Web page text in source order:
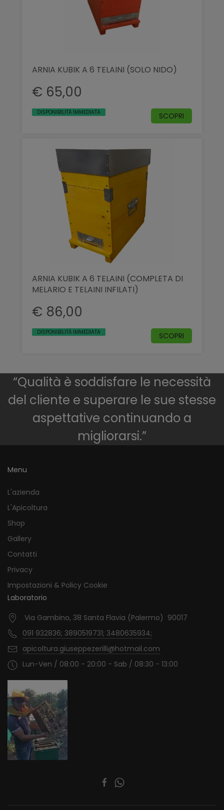
ARNIA KUBIK A 6 TELAINI (SOLO NIDO)
€ 65,00
DISPONIBILITÀ IMMEDIATA SCOPRI
ARNIA KUBIK A 6 TELAINI (COMPLETA DI
MELARIO E TELAINI INFILATI)
€ 86,00
DISPONIBILITÀ IMMEDIATA SCOPRI
“Qualità è soddisfare le necessità
del cliente e superare le sue stesse
aspettative continuando a
migliorarsi.”
Menu
L'azienda
L'Apicoltura
Shop
Gallery
Contatti
Privacy
Impostazioni & Policy Cookie
Laboratorio
Via Gambino, 38 Santa Flavia (Palermo) 90017
091 932836; 3890519731; 3480635934;
apicoltura.giuseppezerilli@hotmail.com
Lun-Ven / 08:00 - 20:00 - Sab / 08:30 - 13:00